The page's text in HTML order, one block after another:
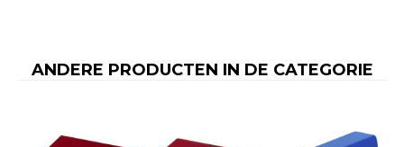
ANDERE PRODUCTEN IN DE CATEGORIE